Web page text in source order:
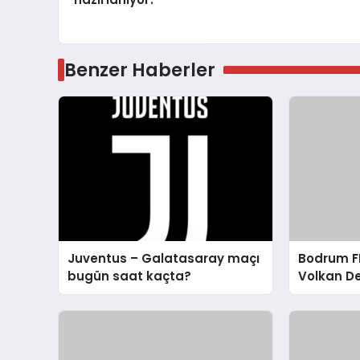
Benzer Haberler
Juventus – Galatasaray maçı
bugün saat kaçta?
Bodrum
Volkan
Eleştirisi